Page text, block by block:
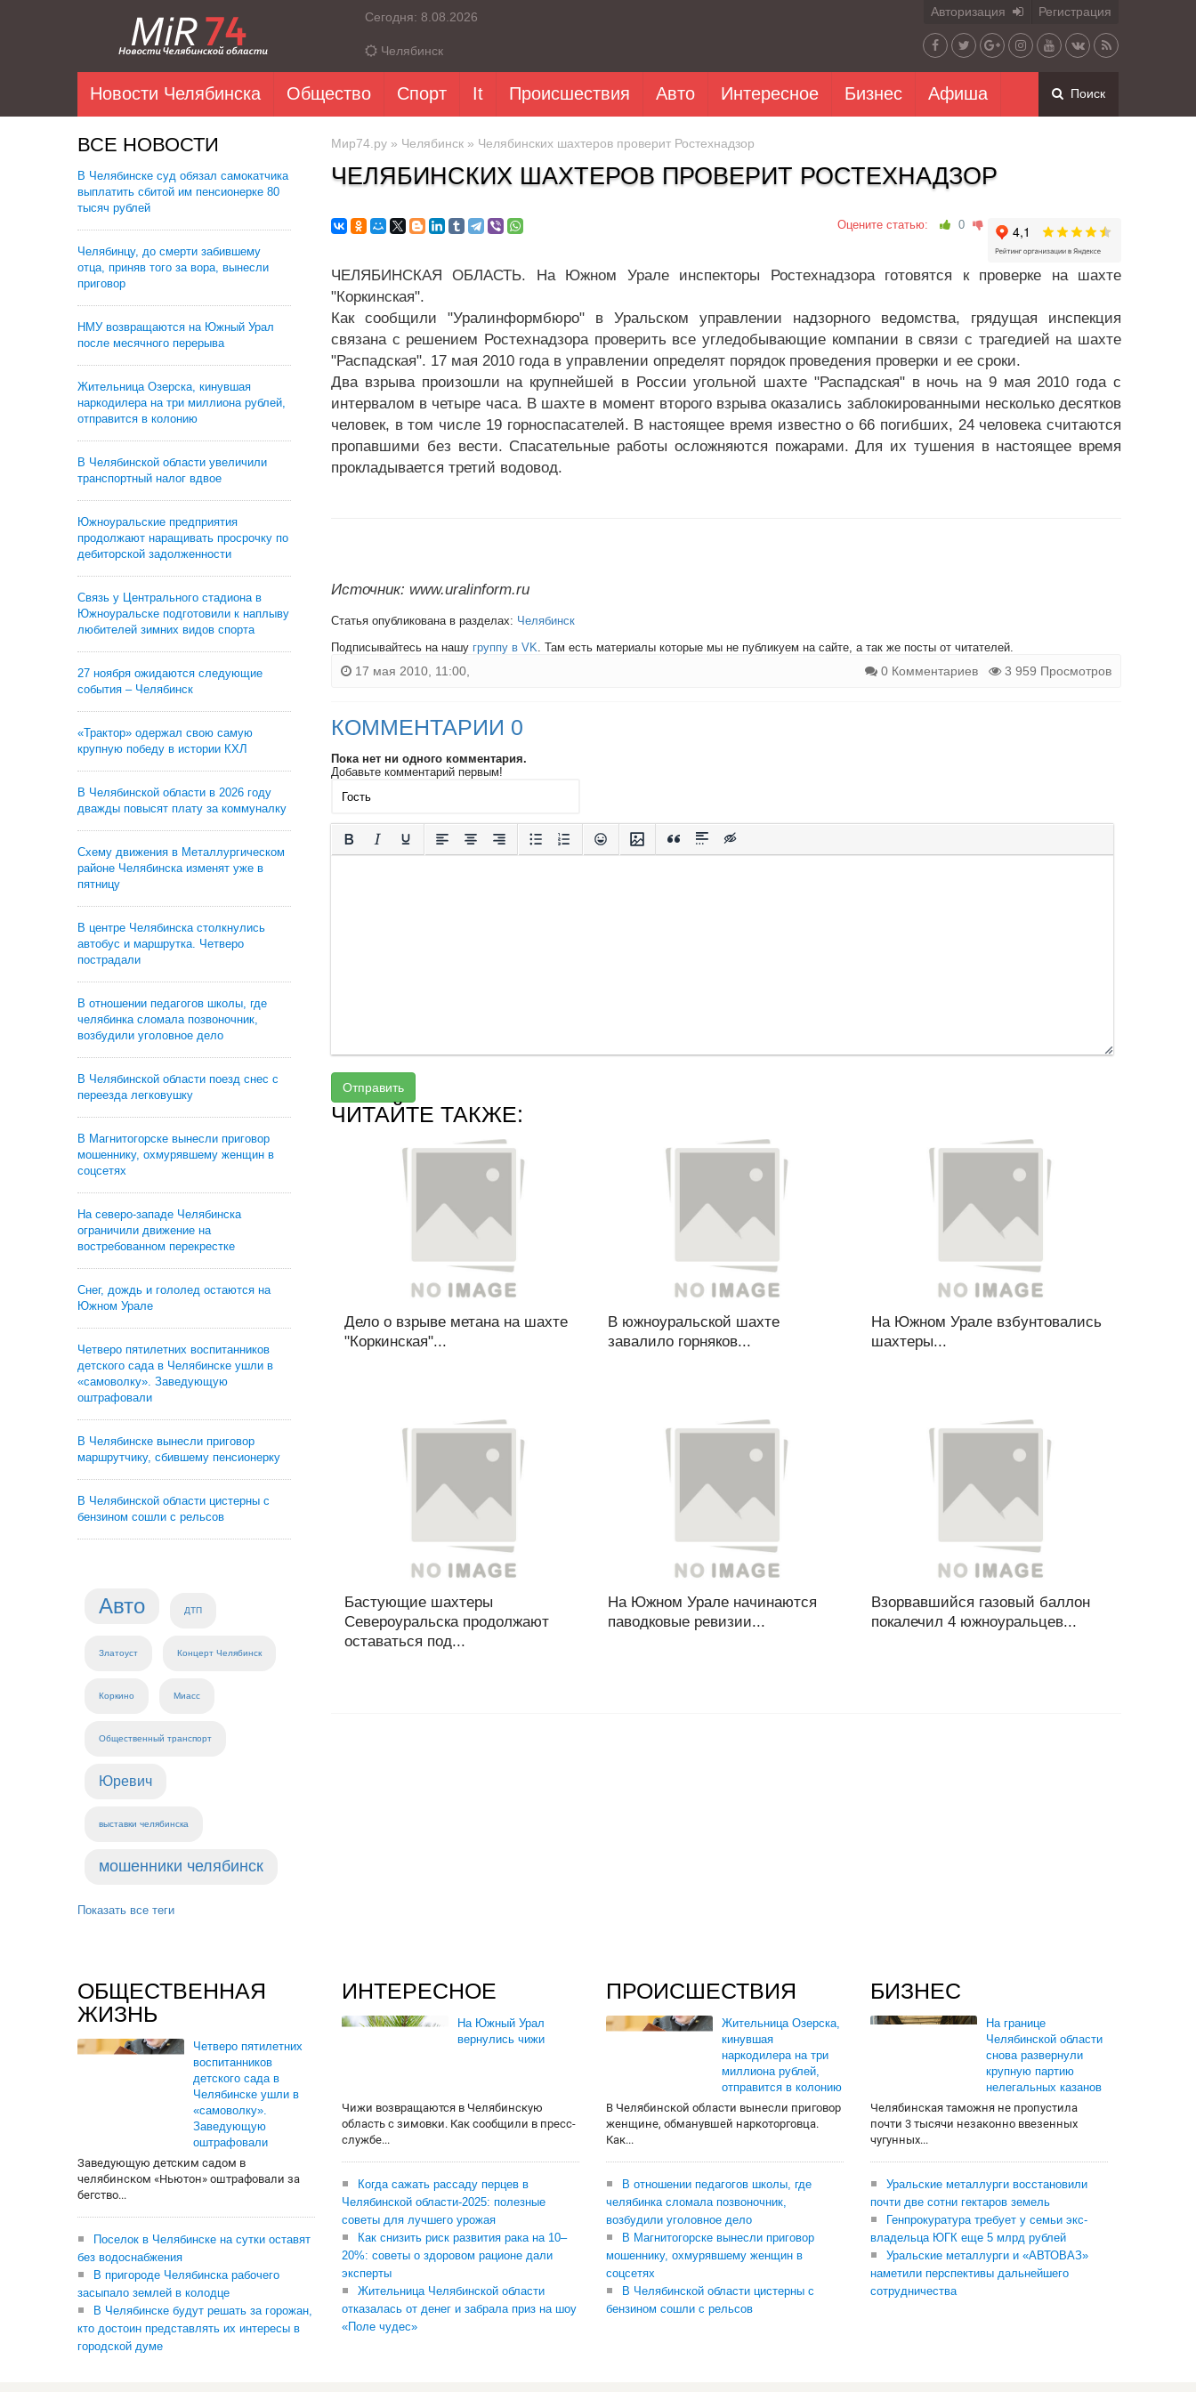
Сегодня: 8.08.2026
Челябинск
Авторизация Регистрация
Новости Челябинска Общество Спорт It Происшествия Авто Интересное Бизнес Афиша Поиск
ВСЕ НОВОСТИ
В Челябинске суд обязал самокатчика
выплатить сбитой им пенсионерке 80
тысяч рублей
Челябинцу, до смерти забившему
отца, приняв того за вора, вынесли
приговор
НМУ возвращаются на Южный Урал
после месячного перерыва
Жительница Озерска, кинувшая
наркодилера на три миллиона рублей,
отправится в колонию
В Челябинской области увеличили
транспортный налог вдвое
Южноуральские предприятия
продолжают наращивать просрочку по
дебиторской задолженности
Связь у Центрального стадиона в
Южноуральске подготовили к наплыву
любителей зимних видов спорта
27 ноября ожидаются следующие
события – Челябинск
«Трактор» одержал свою самую
крупную победу в истории КХЛ
В Челябинской области в 2026 году
дважды повысят плату за коммуналку
Схему движения в Металлургическом
районе Челябинска изменят уже в
пятницу
В центре Челябинска столкнулись
автобус и маршрутка. Четверо
пострадали
В отношении педагогов школы, где
челябинка сломала позвоночник,
возбудили уголовное дело
В Челябинской области поезд снес с
переезда легковушку
В Магнитогорске вынесли приговор
мошеннику, охмурявшему женщин в
соцсетях
На северо-западе Челябинска
ограничили движение на
востребованном перекрестке
Снег, дождь и гололед остаются на
Южном Урале
Четверо пятилетних воспитанников
детского сада в Челябинске ушли в
«самоволку». Заведующую
оштрафовали
В Челябинске вынесли приговор
маршрутчику, сбившему пенсионерку
В Челябинской области цистерны с
бензином сошли с рельсов
Авто ДТП
Златоуст Концерт Челябинск
Коркино Миасс
Общественный транспорт
Юревич
выставки челябинска
мошенники челябинск
Показать все теги
Мир74.ру » Челябинск » Челябинских шахтеров проверит Ростехнадзор
ЧЕЛЯБИНСКИХ ШАХТЕРОВ ПРОВЕРИТ РОСТЕХНАДЗОР
Оцените статью: 0
ЧЕЛЯБИНСКАЯ ОБЛАСТЬ. На Южном Урале инспекторы Ростехнадзора готовятся к проверке на шахте
"Коркинская".
Как сообщили "Уралинформбюро" в Уральском управлении надзорного ведомства, грядущая инспекция
связана с решением Ростехнадзора проверить все угледобывающие компании в связи с трагедией на шахте
"Распадская". 17 мая 2010 года в управлении определят порядок проведения проверки и ее сроки.
Два взрыва произошли на крупнейшей в России угольной шахте "Распадская" в ночь на 9 мая 2010 года с
интервалом в четыре часа. В шахте в момент второго взрыва оказались заблокированными несколько десятков
человек, в том числе 19 горноспасателей. В настоящее время известно о 66 погибших, 24 человека считаются
пропавшими без вести. Спасательные работы осложняются пожарами. Для их тушения в настоящее время
прокладывается третий водовод.
Источник: www.uralinform.ru
Статья опубликована в разделах: Челябинск
Подписывайтесь на нашу группу в VK. Там есть материалы которые мы не публикуем на сайте, а так же посты от читателей.
17 мая 2010, 11:00, 0 Комментариев 3 959 Просмотров
КОММЕНТАРИИ 0
Пока нет ни одного комментария.
Добавьте комментарий первым!
Отправить
ЧИТАЙТЕ ТАКЖЕ:
Дело о взрыве метана на шахте
"Коркинская"...
В южноуральской шахте
завалило горняков...
На Южном Урале взбунтовались
шахтеры...
Бастующие шахтеры
Североуральска продолжают
оставаться под...
На Южном Урале начинаются
паводковые ревизии...
Взорвавшийся газовый баллон
покалечил 4 южноуральцев...
ОБЩЕСТВЕННАЯ
ЖИЗНЬ
Четверо пятилетних
воспитанников
детского сада в
Челябинске ушли в
«самоволку».
Заведующую
оштрафовали
Заведующую детским садом в
челябинском «Ньютон» оштрафовали за
бегство...
Поселок в Челябинске на сутки оставят
без водоснабжения
В пригороде Челябинска рабочего
засыпало землей в колодце
В Челябинске будут решать за горожан,
кто достоин представлять их интересы в
городской думе
ИНТЕРЕСНОЕ
На Южный Урал
вернулись чижи
Чижи возвращаются в Челябинскую
область с зимовки. Как сообщили в пресс-
службе...
Когда сажать рассаду перцев в
Челябинской области-2025: полезные
советы для лучшего урожая
Как снизить риск развития рака на 10–
20%: советы о здоровом рационе дали
эксперты
Жительница Челябинской области
отказалась от денег и забрала приз на шоу
«Поле чудес»
ПРОИСШЕСТВИЯ
Жительница Озерска,
кинувшая
наркодилера на три
миллиона рублей,
отправится в колонию
В Челябинской области вынесли приговор
женщине, обманувшей наркоторговца.
Как...
В отношении педагогов школы, где
челябинка сломала позвоночник,
возбудили уголовное дело
В Магнитогорске вынесли приговор
мошеннику, охмурявшему женщин в
соцсетях
В Челябинской области цистерны с
бензином сошли с рельсов
БИЗНЕС
На границе
Челябинской области
снова развернули
крупную партию
нелегальных казанов
Челябинская таможня не пропустила
почти 3 тысячи незаконно ввезенных
чугунных...
Уральские металлурги восстановили
почти две сотни гектаров земель
Генпрокуратура требует у семьи экс-
владельца ЮГК еще 5 млрд рублей
Уральские металлурги и «АВТОВАЗ»
наметили перспективы дальнейшего
сотрудничества